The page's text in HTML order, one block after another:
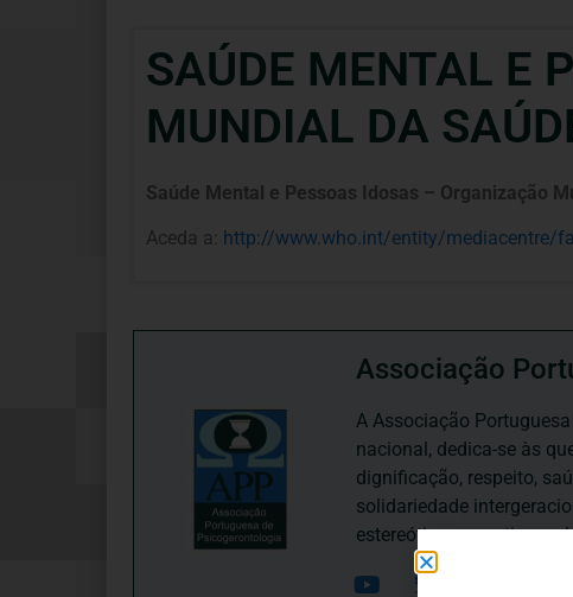
SAÚDE MENTAL E
MUNDIAL DA
Saúde Mental e Pessoas Idosas – Organização
Aceda a: http://www.who.int/entity/mediacentre/
Associação
A Associação
nacional, dedica-se às
dignificação, respeito,
solidariedade
estereótipos negativos